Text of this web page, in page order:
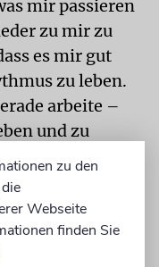
mir passieren
zu mir zu
es mir gut
zu leben.
arbeite –
und zu
Mutter
Jetzt habe
Meine
auspacken und
Aber
zu den
Webseite
finden Sie